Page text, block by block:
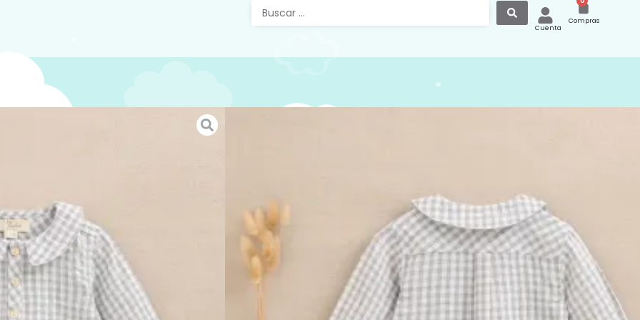
Cuenta
Compras
delantera y en las mangas, esta camisa es de
la prestigiosa marca
https://dadati.es/
En nuestra página web puedes conseguir
chaquetas, gorros, capotas y pantalones para
combinar así como otros modelos de camisas,
para conjuntar hermanitos
Mira el resto de nuestras
camisas disponibles